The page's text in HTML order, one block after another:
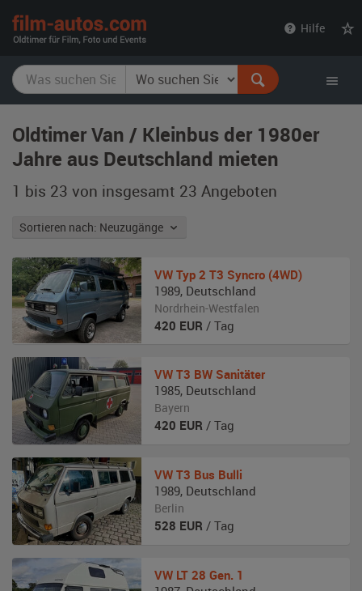
Hilfe
Oldtimer Van / Kleinbus der 1980er
Jahre aus Deutschland mieten
1 bis 23 von insgesamt 23 Angeboten
Sortieren nach: Neuzugänge
VW Typ 2 T3 Syncro (4WD)
1989, Deutschland
Nordrhein-Westfalen
420 EUR / Tag
VW T3 BW Sanitäter
1985, Deutschland
Bayern
420 EUR / Tag
VW T3 Bus Bulli
1989, Deutschland
Berlin
528 EUR / Tag
VW LT 28 Gen. 1